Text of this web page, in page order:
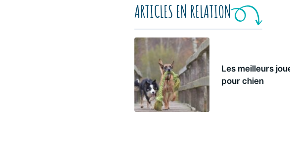
ARTICLES EN RELATION
Les meilleurs
pour chien